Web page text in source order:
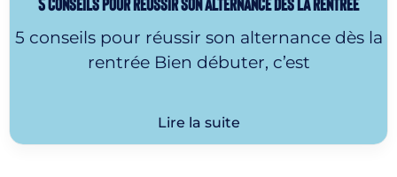
5 conseils pour réussir son alternance dès la
rentrée Bien débuter, c’est
Lire la suite